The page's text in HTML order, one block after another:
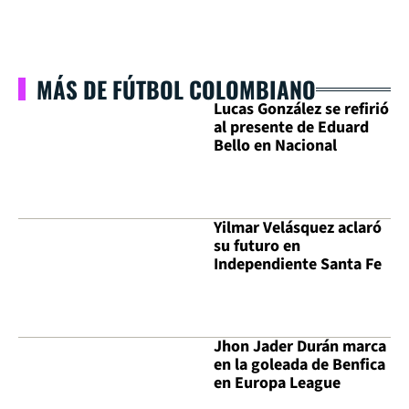
MÁS DE FÚTBOL COLOMBIANO
Lucas González se refirió
al presente de Eduard
Bello en Nacional
Yilmar Velásquez aclaró
su futuro en
Independiente Santa Fe
Jhon Jader Durán marca
en la goleada de Benfica
en Europa League